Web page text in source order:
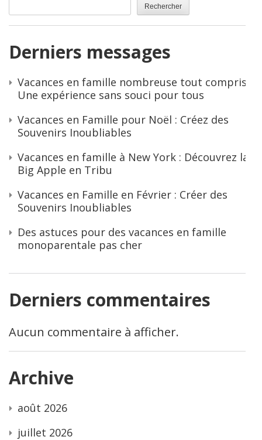
Rechercher
Derniers messages
Vacances en famille nombreuse tout compris :
Une expérience sans souci pour tous
Vacances en Famille pour Noël : Créez des
Souvenirs Inoubliables
Vacances en famille à New York : Découvrez la
Big Apple en Tribu
Vacances en Famille en Février : Créer des
Souvenirs Inoubliables
Des astuces pour des vacances en famille
monoparentale pas cher
Derniers commentaires
Aucun commentaire à afficher.
Archive
août 2026
juillet 2026